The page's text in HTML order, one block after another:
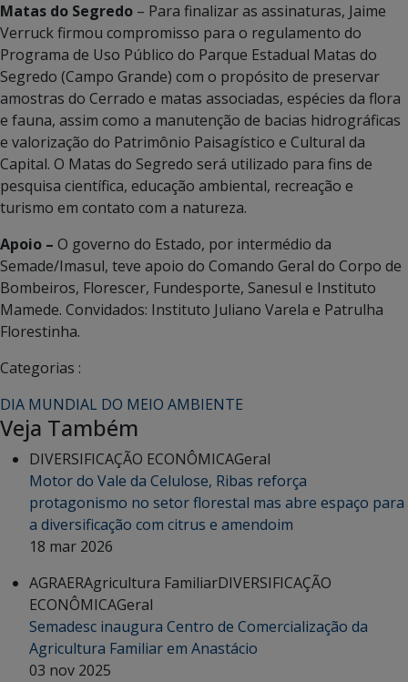
Matas do Segredo – Para finalizar as assinaturas, Jaime
Verruck firmou compromisso para o regulamento do
Programa de Uso Público do Parque Estadual Matas do
Segredo (Campo Grande) com o propósito de preservar
amostras do Cerrado e matas associadas, espécies da flora
e fauna, assim como a manutenção de bacias hidrográficas
e valorização do Patrimônio Paisagístico e Cultural da
Capital. O Matas do Segredo será utilizado para fins de
pesquisa científica, educação ambiental, recreação e
turismo em contato com a natureza.
Apoio – O governo do Estado, por intermédio da
Semade/Imasul, teve apoio do Comando Geral do Corpo de
Bombeiros, Florescer, Fundesporte, Sanesul e Instituto
Mamede. Convidados: Instituto Juliano Varela e Patrulha
Florestinha.
Categorias :
DIA MUNDIAL DO MEIO AMBIENTE
Veja Também
DIVERSIFICAÇÃO ECONÔMICAGeral
Motor do Vale da Celulose, Ribas reforça
protagonismo no setor florestal mas abre espaço para
a diversificação com citrus e amendoim
18 mar 2026
AGRAERAgricultura FamiliarDIVERSIFICAÇÃO
ECONÔMICAGeral
Semadesc inaugura Centro de Comercialização da
Agricultura Familiar em Anastácio
03 nov 2025